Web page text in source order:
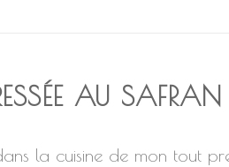
AU SAFRAN
la cuisine de mon tout